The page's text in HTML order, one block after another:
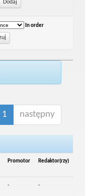
In order
1 następny
Promotor Redaktor(rzy)
- -